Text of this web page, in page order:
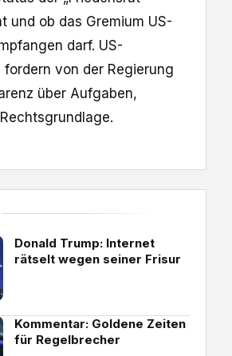
und ob das Gremium US-
darf. US-
von der Regierung
über Aufgaben,
Donald Trump: Internet
rätselt wegen seiner Frisur
Kommentar: Goldene Zeiten
für Regelbrecher